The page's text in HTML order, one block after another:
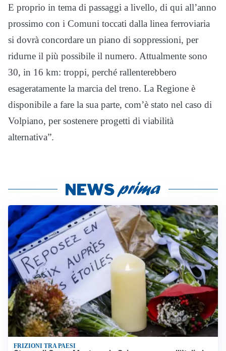
E proprio in tema di passaggi a livello, di qui all’anno
prossimo con i Comuni toccati dalla linea ferroviaria
si dovrà concordare un piano di soppressioni, per
ridurne il più possibile il numero. Attualmente sono
30, in 16 km: troppi, perché rallenterebbero
esageratamente la marcia del treno. La Regione è
disponibile a fare la sua parte, com’è stato nel caso di
Volpiano, per sostenere progetti di viabilità
alternativa”.
FRIZIONI TRA PAESI